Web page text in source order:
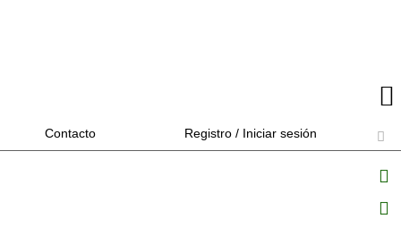
Contacto Registro / Iniciar sesión